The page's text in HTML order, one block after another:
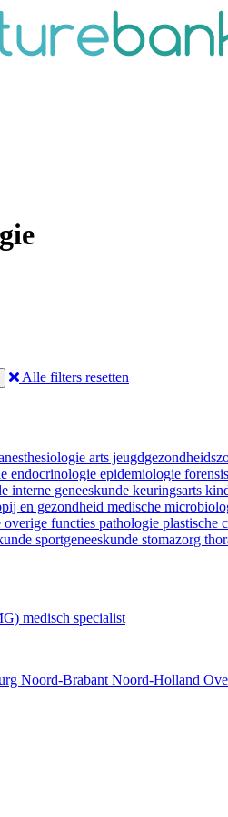
Alle filters resetten
arts
endocrinologie epidemiologie
interne geneeskunde keuringsarts
en gezondheid medische
overige functies pathologie plastische
sportgeneeskunde stomazorg
medisch specialist
Noord-Brabant Noord-Holland